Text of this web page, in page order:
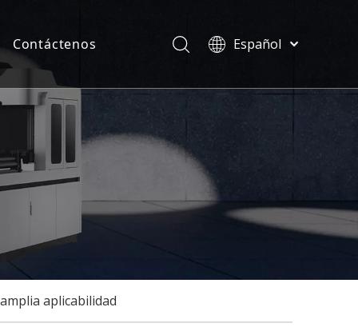
Contáctenos
Español
ไทย
Français
aplicabilidad